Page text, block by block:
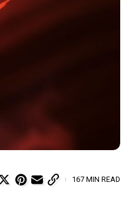
167 MIN READ